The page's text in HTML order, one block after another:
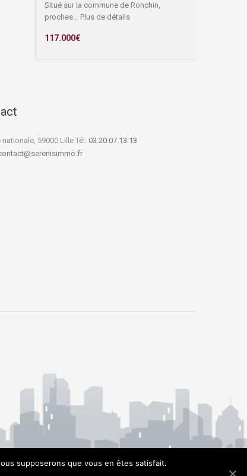
Situé sur la commune de Ronchin,
proches… Plus de détails
117.000€
nationale, 59000 Lille Tél: 03.20.07.13.13
supposerons que vous en êtes satisfait.